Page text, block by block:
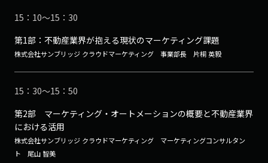
15：10～15：30
第1部：不動産業界が抱える現状のマーケティング課題
株式会社サンブリッジ クラウドマーケティング 事業部長 片桐 英毅
15：30～15：50
第2部 マーケティング・オートメーションの概要と不動産業界
における活用
株式会社サンブリッジ クラウドマーケティング マーケティングコンサルタン
ト 尾山 智美